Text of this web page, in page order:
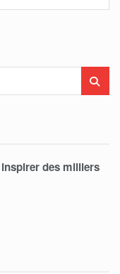
des milliers